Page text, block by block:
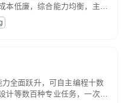
本低廉，综合能力均衡，主打
内容创作、基础 RAG、批量
全面跃升，可自主编程十数
计等数百种专业任务，一次对